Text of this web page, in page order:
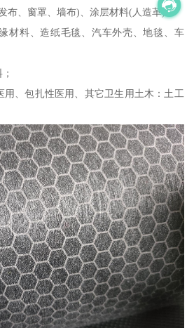
布、窗罩、墙布)、涂层材料(人造革)；
材料、造纸毛毯、汽车外壳、地毯、车
用、包扎性医用、其它卫生用土木：土工